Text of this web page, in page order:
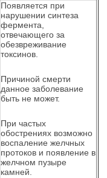
Появляется при
нарушении синтеза
фермента,
отвечающего за
обезвреживание
токсинов.
Причиной смерти
данное заболевание
быть не может.
При частых
обострениях возможно
воспаление желчных
протоков и появление в
желчном пузыре
камней.